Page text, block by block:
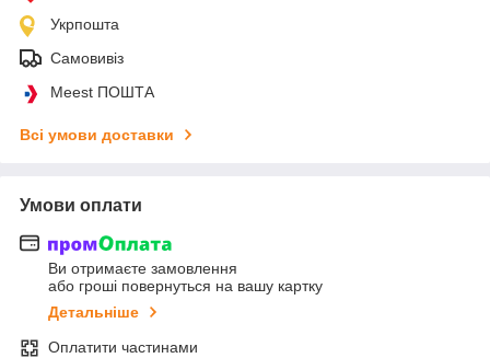
Укрпошта
Самовивіз
Meest ПОШТА
Всі умови доставки
Умови оплати
Ви отримаєте замовлення
або гроші повернуться на вашу картку
Детальніше
Оплатити частинами